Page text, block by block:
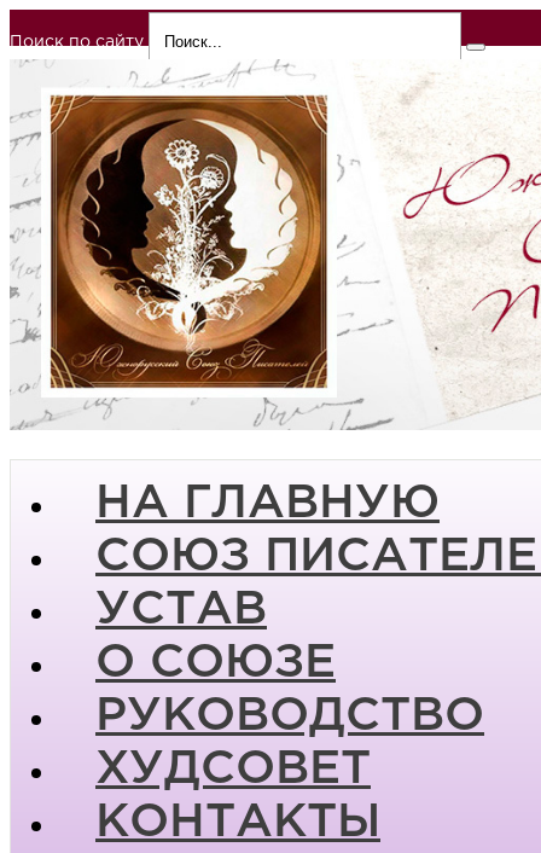
Поиск по сайту
НА ГЛАВНУЮ
СОЮЗ
УСТАВ
О СОЮЗЕ
РУКОВОДСТВО
ХУДСОВЕТ
КОНТАКТЫ